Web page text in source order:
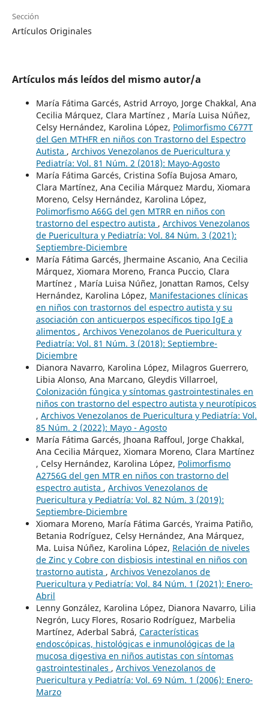
Sección
Artículos Originales
Artículos más leídos del mismo autor/a
María Fátima Garcés, Astrid Arroyo, Jorge Chakkal, Ana
Cecilia Márquez, Clara Martínez , María Luisa Núñez,
Celsy Hernández, Karolina López, Polimorfismo C677T
del Gen MTHFR en niños con Trastorno del Espectro
Autista , Archivos Venezolanos de Puericultura y
Pediatría: Vol. 81 Núm. 2 (2018): Mayo-Agosto
María Fátima Garcés, Cristina Sofía Bujosa Amaro,
Clara Martínez, Ana Cecilia Márquez Mardu, Xiomara
Moreno, Celsy Hernández, Karolina López,
Polimorfismo A66G del gen MTRR en niños con
trastorno del espectro autista , Archivos Venezolanos
de Puericultura y Pediatría: Vol. 84 Núm. 3 (2021):
Septiembre-Diciembre
María Fátima Garcés, Jhermaine Ascanio, Ana Cecilia
Márquez, Xiomara Moreno, Franca Puccio, Clara
Martínez , María Luisa Núñez, Jonattan Ramos, Celsy
Hernández, Karolina López, Manifestaciones clínicas
en niños con trastornos del espectro autista y su
asociación con anticuerpos específicos tipo IgE a
alimentos , Archivos Venezolanos de Puericultura y
Pediatría: Vol. 81 Núm. 3 (2018): Septiembre-
Diciembre
Dianora Navarro, Karolina López, Milagros Guerrero,
Libia Alonso, Ana Marcano, Gleydis Villarroel,
Colonización fúngica y síntomas gastrointestinales en
niños con trastorno del espectro autista y neurotípicos
, Archivos Venezolanos de Puericultura y Pediatría: Vol.
85 Núm. 2 (2022): Mayo - Agosto
María Fátima Garcés, Jhoana Raffoul, Jorge Chakkal,
Ana Cecilia Márquez, Xiomara Moreno, Clara Martínez
, Celsy Hernández, Karolina López, Polimorfismo
A2756G del gen MTR en niños con trastorno del
espectro autista , Archivos Venezolanos de
Puericultura y Pediatría: Vol. 82 Núm. 3 (2019):
Septiembre-Diciembre
Xiomara Moreno, María Fátima Garcés, Yraima Patiño,
Betania Rodríguez, Celsy Hernández, Ana Márquez,
Ma. Luisa Núñez, Karolina López, Relación de niveles
de Zinc y Cobre con disbiosis intestinal en niños con
trastorno autista , Archivos Venezolanos de
Puericultura y Pediatría: Vol. 84 Núm. 1 (2021): Enero-
Abril
Lenny González, Karolina López, Dianora Navarro, Lilia
Negrón, Lucy Flores, Rosario Rodríguez, Marbelia
Martínez, Aderbal Sabrá, Características
endoscópicas, histológicas e inmunológicas de la
mucosa digestiva en niños autistas con síntomas
gastrointestinales , Archivos Venezolanos de
Puericultura y Pediatría: Vol. 69 Núm. 1 (2006): Enero-
Marzo